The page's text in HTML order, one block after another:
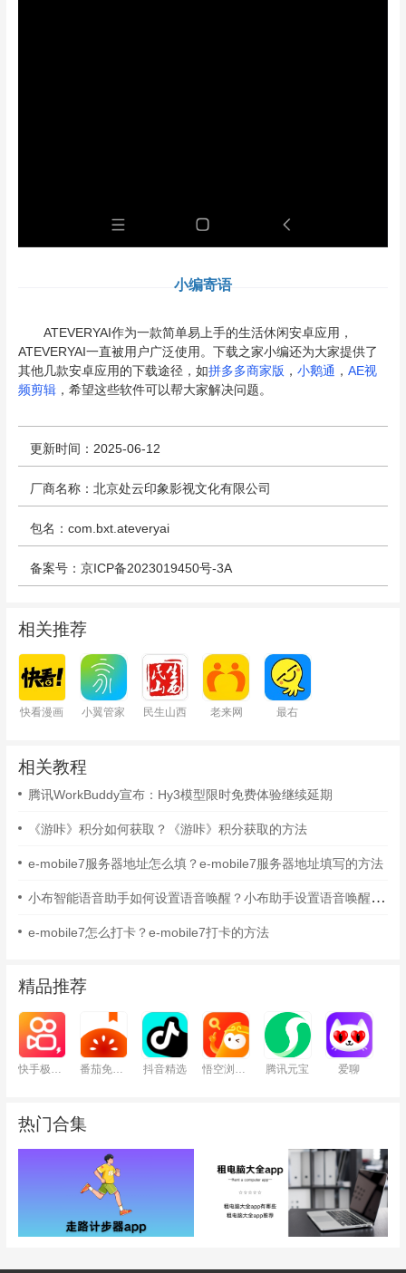
小编寄语
ATEVERYAI作为一款简单易上手的生活休闲安卓应用，
ATEVERYAI一直被用户广泛使用。下载之家小编还为大家提供了
其他几款安卓应用的下载途径，如拼多多商家版 ， 小鹅通 ， AE视
频剪辑，希望这些软件可以帮大家解决问题。
更新时间：2025-06-12
厂商名称：北京处云印象影视文化有限公司
包名：com.bxt.ateveryai
备案号：京ICP备2023019450号-3A
相关推荐
快看漫画 小翼管家 民生山西 老来网 最右
相关教程
腾讯WorkBuddy宣布：Hy3模型限时免费体验继续延期
《游咔》积分如何获取？《游咔》积分获取的方法
e-mobile7服务器地址怎么填？e-mobile7服务器地址填写的方法
小布智能语音助手如何设置语音唤醒？小布助手设置语音唤醒的方法
e-mobile7怎么打卡？e-mobile7打卡的方法
精品推荐
快手极速版 番茄免费小说 抖音精选 悟空浏览器 腾讯元宝 爱聊
热门合集